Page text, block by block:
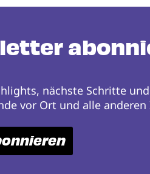
nächste Schritte
vor Ort und alle